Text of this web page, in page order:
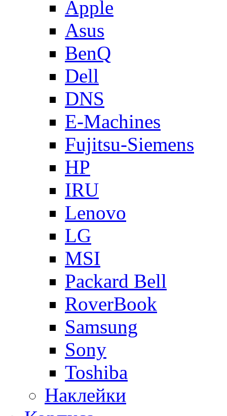
Apple
Asus
BenQ
Dell
DNS
E-Machines
Fujitsu-Siemens
HP
IRU
Lenovo
LG
MSI
Packard Bell
RoverBook
Samsung
Sony
Toshiba
Наклейки